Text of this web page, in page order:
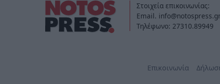
Στοιχεία επικοινωνίας:
Email. info@notospress.gr
Τηλέφωνο: 27310.89949
Επικοινωνία